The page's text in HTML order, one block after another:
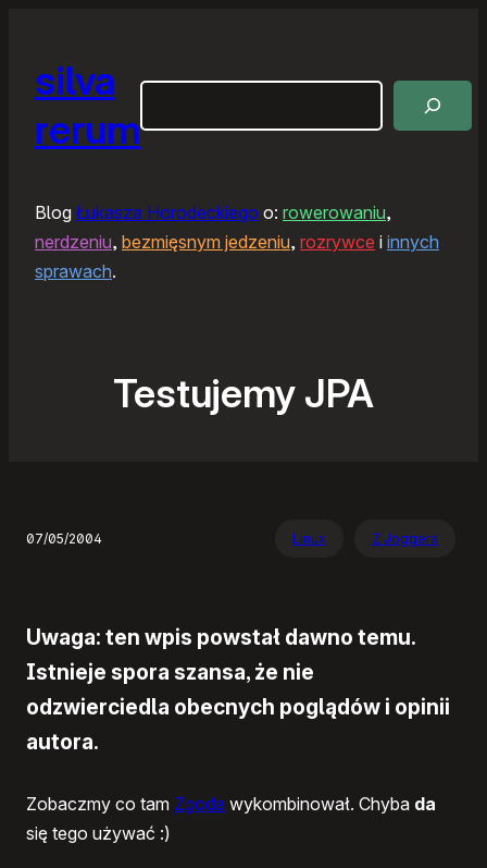
silva
rerum
Blog Łukasza Horodeckiego o: rowerowaniu,
nerdzeniu, bezmięsnym jedzeniu, rozrywce i innych
sprawach.
Testujemy JPA
07/05/2004 Linux Z Joggera
Uwaga: ten wpis powstał dawno temu.
Istnieje spora szansa, że nie
odzwierciedla obecnych poglądów i opinii
autora.
Zobaczmy co tam Zgoda wykombinował. Chyba da
się tego używać :)